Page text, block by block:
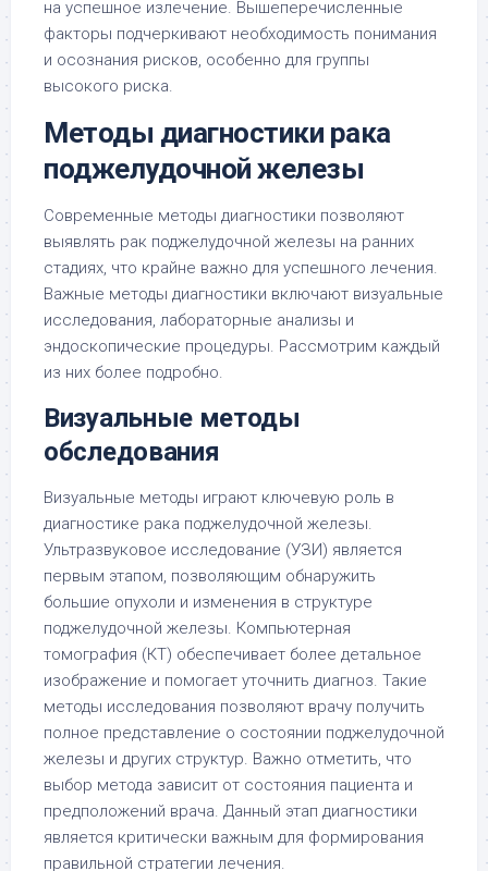
на успешное излечение. Вышеперечисленные
факторы подчеркивают необходимость понимания
и осознания рисков, особенно для группы
высокого риска.
Методы диагностики рака
поджелудочной железы
Современные методы диагностики позволяют
выявлять рак поджелудочной железы на ранних
стадиях, что крайне важно для успешного лечения.
Важные методы диагностики включают визуальные
исследования, лабораторные анализы и
эндоскопические процедуры. Рассмотрим каждый
из них более подробно.
Визуальные методы
обследования
Визуальные методы играют ключевую роль в
диагностике рака поджелудочной железы.
Ультразвуковое исследование (УЗИ) является
первым этапом, позволяющим обнаружить
большие опухоли и изменения в структуре
поджелудочной железы. Компьютерная
томография (КТ) обеспечивает более детальное
изображение и помогает уточнить диагноз. Такие
методы исследования позволяют врачу получить
полное представление о состоянии поджелудочной
железы и других структур. Важно отметить, что
выбор метода зависит от состояния пациента и
предположений врача. Данный этап диагностики
является критически важным для формирования
правильной стратегии лечения.